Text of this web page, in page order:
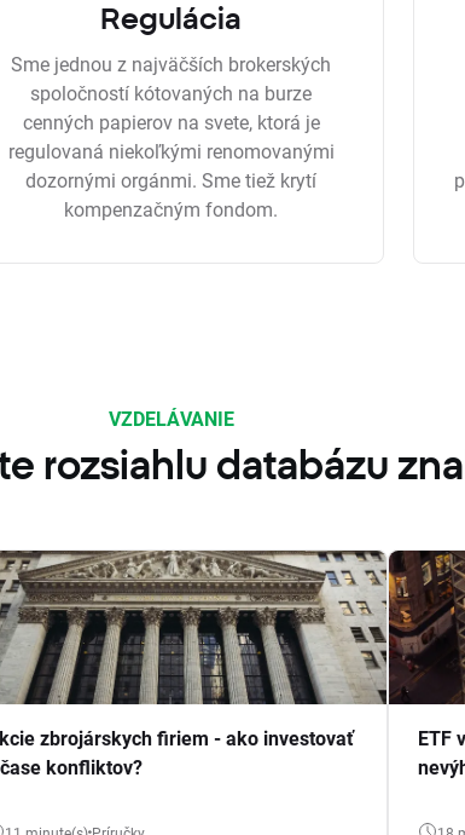
Regulácia
Sme jednou z najväčších brokerských
spoločností kótovaných na burze
cenných papierov na svete, ktorá je
regulovaná niekoľkými renomovanými
dozornými orgánmi. Sme tiež krytí
kompenzačným fondom.
VZDELÁVANIE
rozsiahlu databázu
zbrojárskych firiem - ako investovať
konfliktov?
ETF